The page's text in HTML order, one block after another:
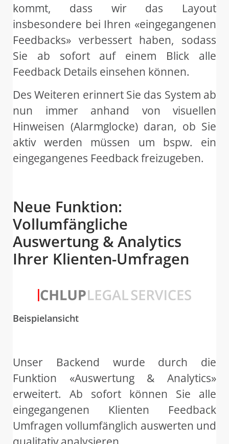
kommt, dass wir das Layout
insbesondere bei Ihren «eingegangenen
Feedbacks» verbessert haben, sodass
Sie ab sofort auf einem Blick alle
Feedback Details einsehen können.
Des Weiteren erinnert Sie das System ab
nun immer anhand von visuellen
Hinweisen (Alarmglocke) daran, ob Sie
aktiv werden müssen um bspw. ein
eingegangenes Feedback freizugeben.
Neue Funktion:
Vollumfängliche
Auswertung & Analytics
Ihrer Klienten-Umfragen
Beispielansicht
Unser Backend wurde durch die
Funktion «Auswertung & Analytics»
erweitert. Ab sofort können Sie alle
eingegangenen Klienten Feedback
Umfragen vollumfänglich auswerten und